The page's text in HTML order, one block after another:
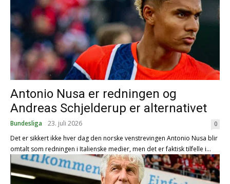
Antonio Nusa er redningen og
Andreas Schjelderup er alternativet
Bundesliga 23. juli 2026
0
Det er sikkert ikke hver dag den norske venstrevingen Antonio Nusa blir
omtalt som redningen i Italienske medier, men det er faktisk tilfelle i...